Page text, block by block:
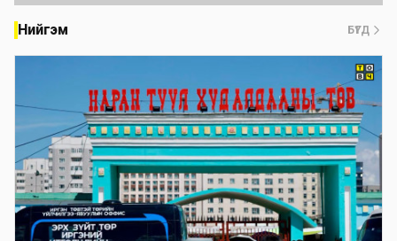
Нийгэм БҮГД